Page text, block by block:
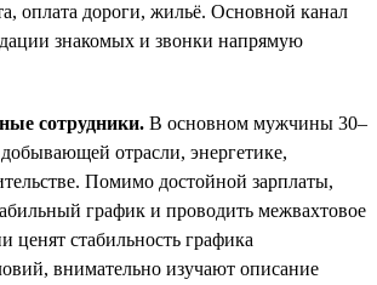
оплата дороги, жильё. Основной канал
знакомых и звонки напрямую
сотрудники. В основном мужчины 30–
отрасли, энергетике,
Помимо достойной зарплаты,
график и проводить межвахтовое
ценят стабильность графика
внимательно изучают описание